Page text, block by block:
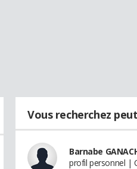
Vous recherchez
Barnabe
profil personnel |